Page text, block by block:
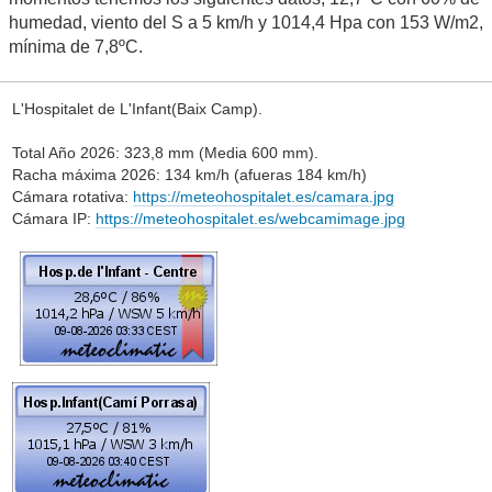
humedad, viento del S a 5 km/h y 1014,4 Hpa con 153 W/m2,
mínima de 7,8ºC.
L'Hospitalet de L'Infant(Baix Camp).
Total Año 2026: 323,8 mm (Media 600 mm).
Racha máxima 2026: 134 km/h (afueras 184 km/h)
Cámara rotativa: https://meteohospitalet.es/camara.jpg
Cámara IP: https://meteohospitalet.es/webcamimage.jpg